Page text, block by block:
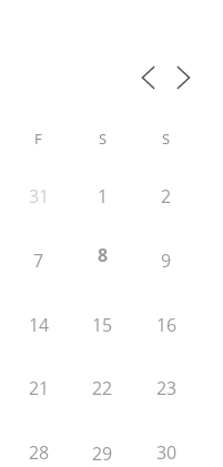
F S S
31 1 2
7 8 9
14 15 16
21 22 23
28 29 30